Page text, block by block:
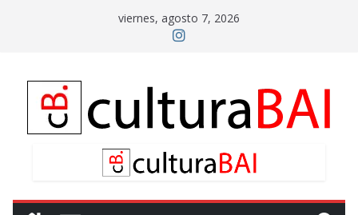
viernes, agosto 7, 2026